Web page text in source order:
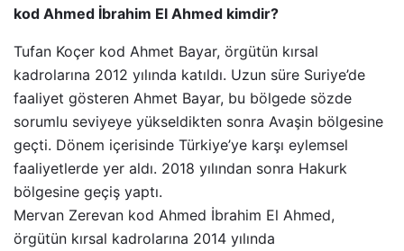
kod Ahmed İbrahim El Ahmed kimdir?
Tufan Koçer kod Ahmet Bayar, örgütün kırsal
kadrolarına 2012 yılında katıldı. Uzun süre Suriye’de
faaliyet gösteren Ahmet Bayar, bu bölgede sözde
sorumlu seviyeye yükseldikten sonra Avaşin bölgesine
geçti. Dönem içerisinde Türkiye’ye karşı eylemsel
faaliyetlerde yer aldı. 2018 yılından sonra Hakurk
bölgesine geçiş yaptı.
Mervan Zerevan kod Ahmed İbrahim El Ahmed,
örgütün kırsal kadrolarına 2014 yılında